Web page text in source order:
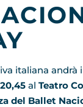
italiana andrà
al Teatro
del Ballet